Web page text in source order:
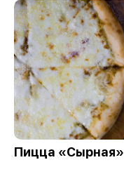
Пицца «Сырная»